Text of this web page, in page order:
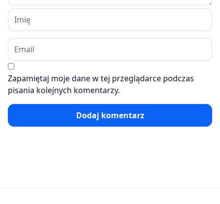
Zapamiętaj moje dane w tej przeglądarce podczas
pisania kolejnych komentarzy.
Dodaj komentarz